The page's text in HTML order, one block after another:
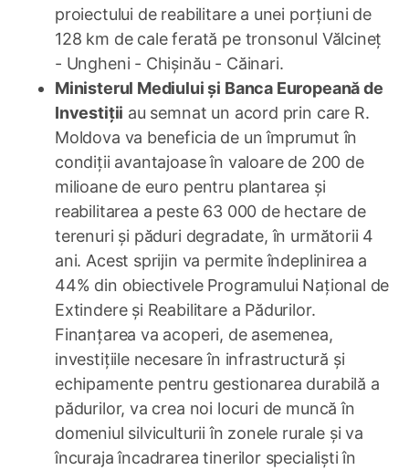
proiectului de reabilitare a unei porțiuni de
128 km de cale ferată pe tronsonul Vălcineț
- Ungheni - Chișinău - Căinari.
Ministerul Mediului și Banca Europeană de
Investiții au semnat un acord prin care R.
Moldova va beneficia de un împrumut în
condiții avantajoase în valoare de 200 de
milioane de euro pentru plantarea și
reabilitarea a peste 63 000 de hectare de
terenuri și păduri degradate, în următorii 4
ani. Acest sprijin va permite îndeplinirea a
44% din obiectivele Programului Național de
Extindere și Reabilitare a Pădurilor.
Finanțarea va acoperi, de asemenea,
investițiile necesare în infrastructură și
echipamente pentru gestionarea durabilă a
pădurilor, va crea noi locuri de muncă în
domeniul silviculturii în zonele rurale și va
încuraja încadrarea tinerilor specialiști în